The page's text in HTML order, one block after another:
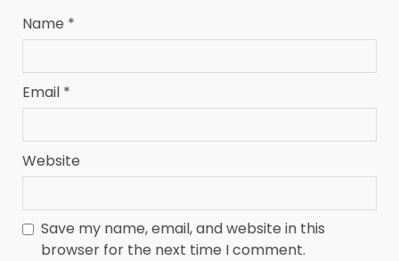
Name *
Email *
Website
Save my name, email, and website in this
browser for the next time I comment.